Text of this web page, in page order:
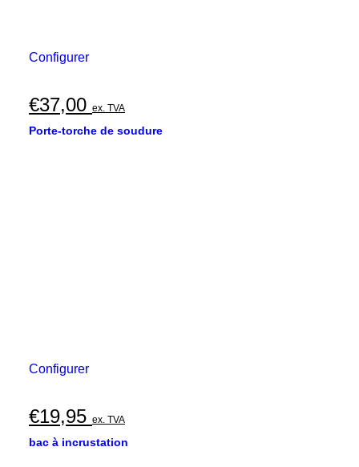
Configurer
€37,00 ex. TVA
Porte-torche de soudure
Configurer
€19,95 ex. TVA
bac à incrustation